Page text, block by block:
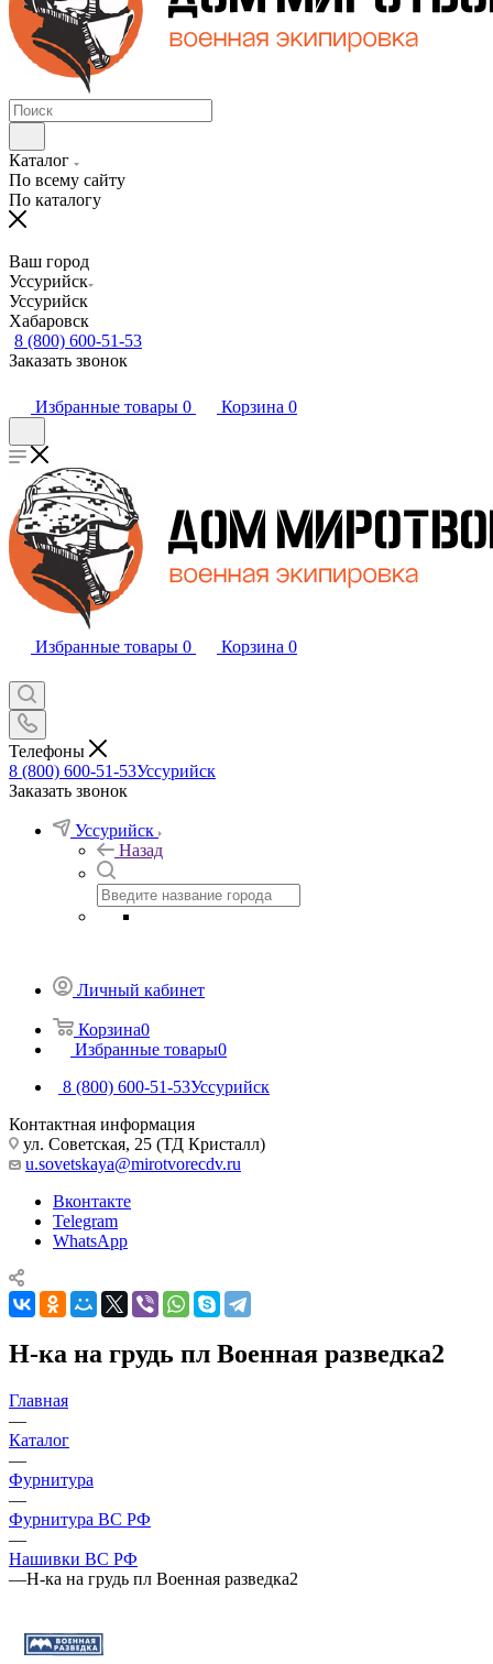
Каталог
По всему сайту
По каталогу
Ваш город
Уссурийск
Уссурийск
Хабаровск
8 (800) 600-51-53
Заказать звонок
Избранные товары 0 Корзина 0
Избранные товары 0 Корзина 0
Телефоны
8 (800) 600-51-53Уссурийск
Заказать звонок
Уссурийск
Назад
Личный кабинет
Корзина0
Избранные товары0
8 (800) 600-51-53Уссурийск
Контактная информация
ул. Советская, 25 (ТД Кристалл)
u.sovetskaya@mirotvorecdv.ru
Вконтакте
Telegram
WhatsApp
Н-ка на грудь пл Военная разведка2
Главная
—
Каталог
—
Фурнитура
—
Фурнитура ВС РФ
—
Нашивки ВС РФ
—Н-ка на грудь пл Военная разведка2